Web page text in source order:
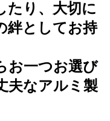
たり、大切に
絆としてお持
お一つお選び
夫なアルミ製